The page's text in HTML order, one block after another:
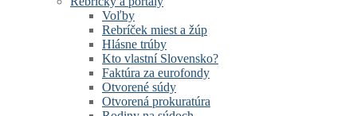
Voľby
Rebríček miest a žúp
Hlásne trúby
Kto vlastní Slovensko?
Faktúra za eurofondy
Otvorené súdy
Otvorená prokuratúra